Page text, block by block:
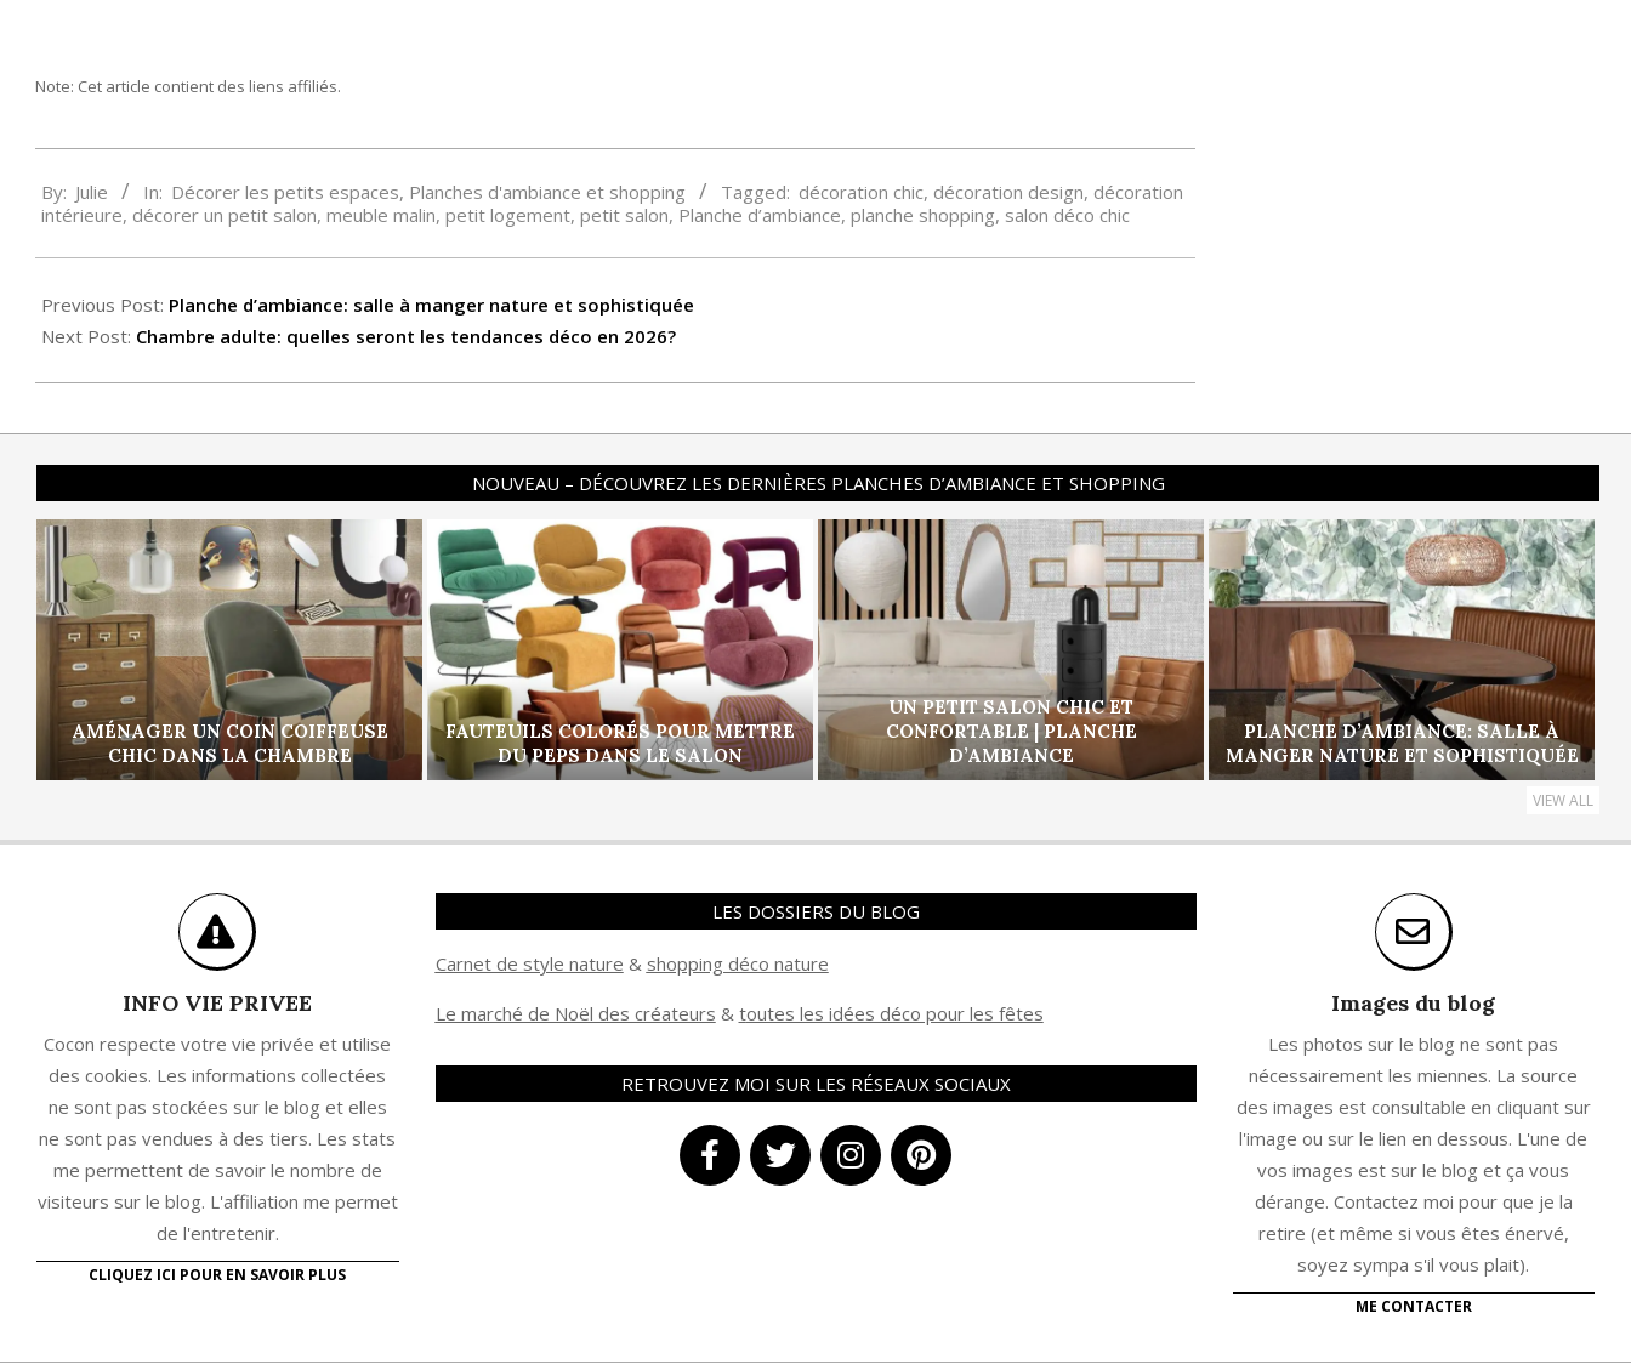
Note: Cet article contient des liens affiliés.
11-
03
By: Julie In: Décorer les petits espaces, Planches d'ambiance et shopping Tagged: décoration chic, décoration design, décoration
intérieure, décorer un petit salon, meuble malin, petit logement, petit salon, Planche d’ambiance, planche shopping, salon déco chic
Previous Post: Planche d’ambiance: salle à manger nature et sophistiquée
Next Post: Chambre adulte: quelles seront les tendances déco en 2026?
NOUVEAU – DÉCOUVREZ LES DERNIÈRES PLANCHES D’AMBIANCE ET SHOPPING
AMÉNAGER UN COIN COIFFEUSE
CHIC DANS LA CHAMBRE
FAUTEUILS COLORÉS POUR METTRE
DU PEPS DANS LE SALON
UN PETIT SALON CHIC ET
CONFORTABLE | PLANCHE
D’AMBIANCE
PLANCHE D’AMBIANCE: SALLE À
MANGER NATURE ET SOPHISTIQUÉE
VIEW ALL
INFO VIE PRIVEE
Cocon respecte votre vie privée et utilise
des cookies. Les informations collectées
ne sont pas stockées sur le blog et elles
ne sont pas vendues à des tiers. Les stats
me permettent de savoir le nombre de
visiteurs sur le blog. L'affiliation me permet
de l'entretenir.
CLIQUEZ ICI POUR EN SAVOIR PLUS
LES DOSSIERS DU BLOG
Carnet de style nature & shopping déco nature
Le marché de Noël des créateurs & toutes les idées déco pour les fêtes
RETROUVEZ MOI SUR LES RÉSEAUX SOCIAUX
Images du blog
Les photos sur le blog ne sont pas
nécessairement les miennes. La source
des images est consultable en cliquant sur
l'image ou sur le lien en dessous. L'une de
vos images est sur le blog et ça vous
dérange. Contactez moi pour que je la
retire (et même si vous êtes énervé,
soyez sympa s'il vous plait).
ME CONTACTER